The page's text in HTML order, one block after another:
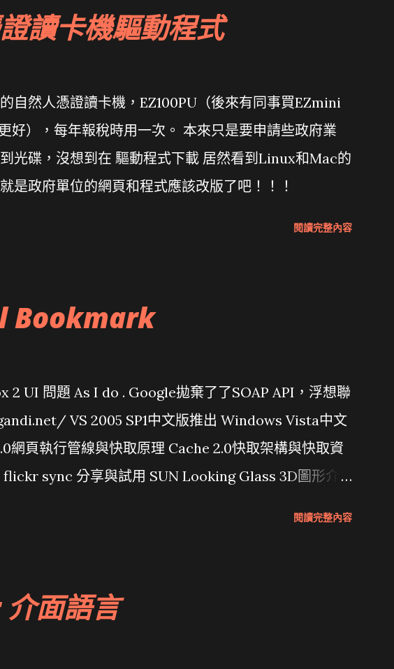
讀卡機驅動程式
自然人憑證讀卡機，EZ100PU（後來有同事買EZmini
好），每年報稅時用一次。 本來只是要申請些政府業
光碟，沒想到在 驅動程式下載 居然看到Linux和Mac的
是政府單位的網頁和程式應該改版了吧！！！
閱讀完整內容
Bookmark
2 UI 問題 As I do . Google拋棄了了SOAP API，浮想聯
VS 2005 SP1中文版推出 Windows Vista中文
網頁執行管線與快取原理 Cache 2.0快取架構與快取資
sync 分享與試用 SUN Looking Glass 3D圖形介
閱讀完整內容
面語言